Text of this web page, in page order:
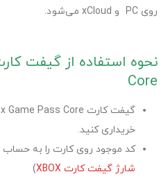
روی PC و xCloud می‌شود.
Core
خریداری کنید.
کد موجود روی کارت را به حساب Xbox خود وارد کنید. (
شارژ گیفت کارت XBOX
)